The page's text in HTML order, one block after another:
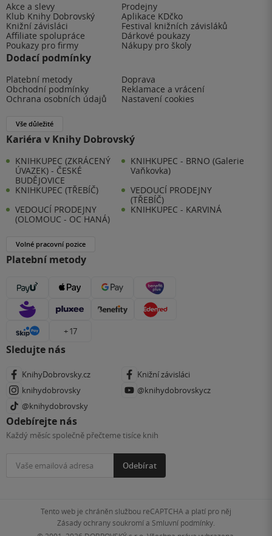
Akce a slevy
Prodejny
Klub Knihy Dobrovský
Aplikace KDčko
Knižní závisláci
Festival knižních závisláků
Affiliate spolupráce
Dárkové poukazy
Poukazy pro firmy
Nákupy pro školy
Dodací podmínky
Platební metody
Doprava
Obchodní podmínky
Reklamace a vrácení
Ochrana osobních údajů
Nastavení cookies
Vše důležité
Kariéra v Knihy Dobrovský
KNIHKUPEC (ZKRÁCENÝ
ÚVAZEK) - ČESKÉ
BUDĚJOVICE
KNIHKUPEC - BRNO (Galerie
Vaňkovka)
KNIHKUPEC (TŘEBÍČ)
VEDOUCÍ PRODEJNY
(TŘEBÍČ)
VEDOUCÍ PRODEJNY
(OLOMOUC - OC HANÁ)
KNIHKUPEC - KARVINÁ
Volné pracovní pozice
Platební metody
+ 17
Sledujte nás
KnihyDobrovsky.cz
Knižní závisláci
knihydobrovsky
@knihydobrovskycz
@knihydobrovsky
Odebírejte nás
Každý měsíc společně přečteme tisíce knih
Odebírat
Tento web je chráněn službou reCAPTCHA a platí pro něj
Zásady ochrany soukromía Smluvní podmínky.